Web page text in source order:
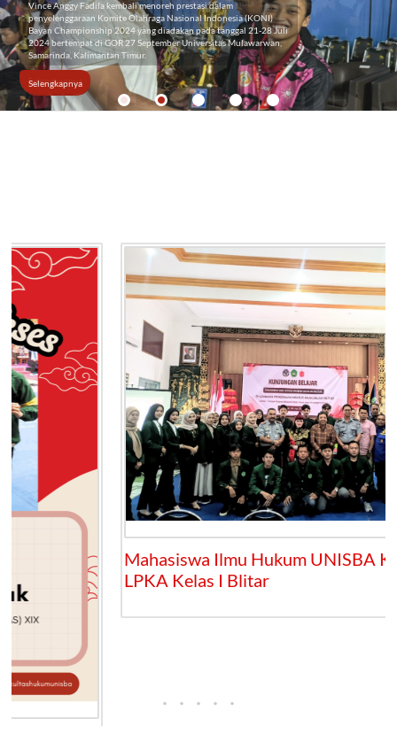
Vince Anggy Fadila kembali menoreh prestasi dalam
penyelenggaraan Komite Olahraga Nasional Indonesia (KONI)
Bayan Championship 2024 yang diadakan pada tanggal 21-28 Juli
2024 bertempat di GOR 27 September Universitas Mulawarwan,
Samarinda, Kalimantan Timur.
Selengkapnya
Mahasiswa Ilmu Hukum UNISBA Kunjungi
LPKA Kelas I Blitar